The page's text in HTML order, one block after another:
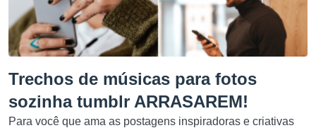
Trechos de músicas para fotos
sozinha tumblr ARRASAREM!
Para você que ama as postagens inspiradoras e criativas